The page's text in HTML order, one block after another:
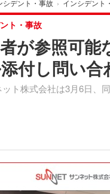
シデント・事故 › インシデント
が参照可
付し問い合
ト株式会社は3月6日、
ト・事故